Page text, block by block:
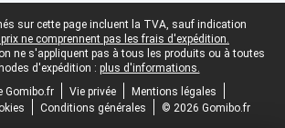
sur cette page incluent la TVA, sauf indication
prix ne comprennent pas les frais d'expédition.
ne s'appliquent pas à tous les produits ou à toutes
d'expédition : plus d'informations.
Gomibo.fr
Vie privée
Mentions légales
Conditions générales © 2026 Gomibo.fr